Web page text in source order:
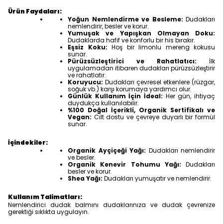
Ürün Faydaları:
Yoğun Nemlendirme ve Besleme: Dudakları
nemlendirir, besler ve korur.
Yumuşak ve Yapışkan Olmayan Doku:
Dudaklarda hafif ve konforlu bir his bırakır.
Eşsiz Koku: Hoş bir limonlu mereng kokusu
sunar.
Pürüzsüzleştirici ve Rahatlatıcı: İlk
uygulamadan itibaren dudakları pürüzsüzleştirir
ve rahatlatır.
Koruyucu: Dudakları çevresel etkenlere (rüzgar,
soğuk vb.) karşı korumaya yardımcı olur.
Günlük Kullanım İçin İdeal: Her gün, ihtiyaç
duydukça kullanılabilir.
%100 Doğal İçerikli, Organik Sertifikalı ve
Vegan: Cilt dostu ve çevreye duyarlı bir formül
sunar.
İçindekiler:
Organik Ayçiçeği Yağı: Dudakları nemlendirir
ve besler.
Organik Kenevir Tohumu Yağı: Dudakları
besler ve korur.
Shea Yağı: Dudakları yumuşatır ve nemlendirir.
Kullanım Talimatları:
Nemlendirici dudak balmını dudaklarınıza ve dudak çevrenize
gerektiği sıklıkta uygulayın.